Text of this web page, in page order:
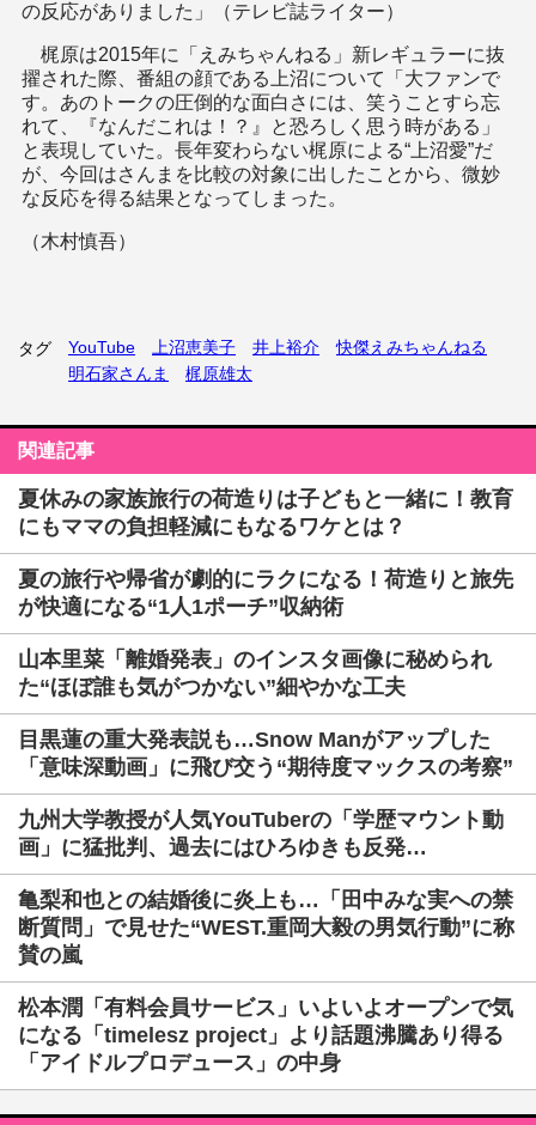
の反応がありました」（テレビ誌ライター）
梶原は2015年に「えみちゃんねる」新レギュラーに抜
擢された際、番組の顔である上沼について「大ファンで
す。あのトークの圧倒的な面白さには、笑うことすら忘
れて、『なんだこれは！？』と恐ろしく思う時がある」
と表現していた。長年変わらない梶原による“上沼愛”だ
が、今回はさんまを比較の対象に出したことから、微妙
な反応を得る結果となってしまった。
（木村慎吾）
タグ YouTube 上沼恵美子 井上裕介
快傑えみちゃんねる
明石家さんま
梶原雄太
関連記事
夏休みの家族旅行の荷造りは子どもと一緒に！教育
にもママの負担軽減にもなるワケとは？
夏の旅行や帰省が劇的にラクになる！荷造りと旅先
が快適になる“1人1ポーチ”収納術
山本里菜「離婚発表」のインスタ画像に秘められ
た“ほぼ誰も気がつかない”細やかな工夫
目黒蓮の重大発表説も…Snow Manがアップした
「意味深動画」に飛び交う“期待度マックスの考察”
九州大学教授が人気YouTuberの「学歴マウント動
画」に猛批判、過去にはひろゆきも反発…
亀梨和也との結婚後に炎上も…「田中みな実への禁
断質問」で見せた“WEST.重岡大毅の男気行動”に称
賛の嵐
松本潤「有料会員サービス」いよいよオープンで気
になる「timelesz project」より話題沸騰あり得る
「アイドルプロデュース」の中身